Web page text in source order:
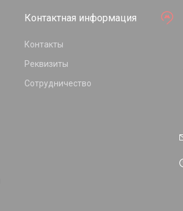
Контактная информация
Контакты
Реквизиты
Сотрудничество